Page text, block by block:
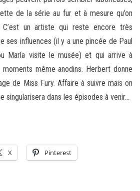
de la série au fur et à mesure qu’on
C’est un artiste qui reste encore très
ses influences (il y a une pincée de Paul
Marla visite le musée) et qui arrive à
même anodins. Herbert donne
de Miss Fury. Affaire à suivre mais on
singularisera dans les épisodes à venir…
X Pinterest